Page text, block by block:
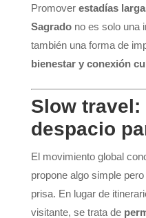
Promover estadías
Sagradono es solo una
también una forma de
bienestar y conexión
Slow
despacio
El movimiento global
propone algo simple
prisa. En lugar de
visitante, se trata de